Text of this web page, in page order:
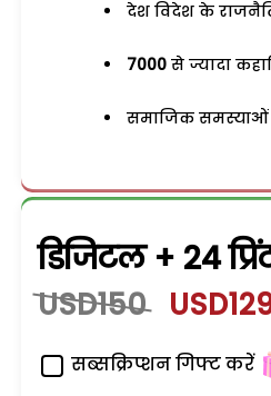
देश विदेश के
7000 से ज्यादा
समाजिक
डिजिटल + 24
USD150
सब्सक्रिप्शन गिफ्ट करें